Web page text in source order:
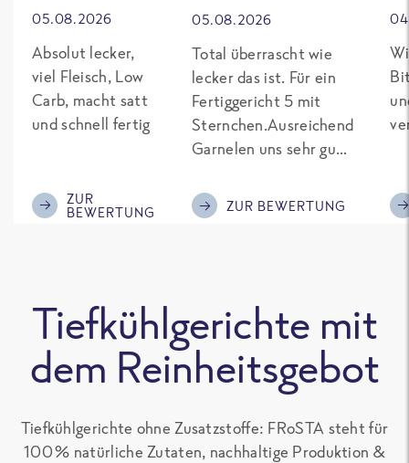
05.08.2026
Absolut lecker,
viel Fleisch, Low
Carb, macht satt
und schnell fertig
ZUR
BEWERTUNG
05.08.2026
Total überrascht wie
lecker das ist. Für ein
Fertiggericht 5 mit
Sternchen.Ausreichend
Garnelen uns sehr gut
Kompliment
ZUR BEWERTUNG
Tiefkühlgerichte mit
dem Reinheitsgebot
Tiefkühlgerichte ohne Zusatzstoffe: FRoSTA steht für
100 % natürliche Zutaten, nachhaltige Produktion &